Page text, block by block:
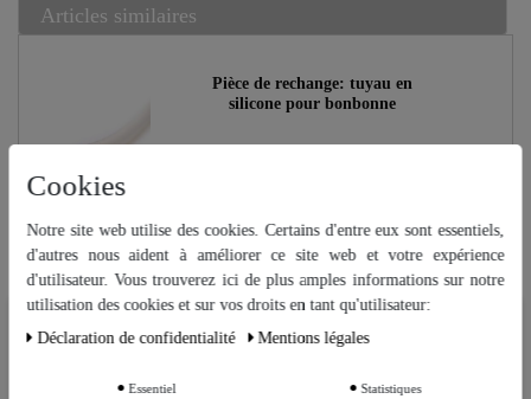
Articles similaires
Pièce de rechange: tuyau en
silicone pour bonbonne
Article phare
[Pack] "CopperGarden®"
litres - large Set sans souci
essentiels, tandis que d’autres nous aident à améliorer ce site Web et
Cookies
Notre site web utilise des cookies. Certains d'entre eux sont essentiels,
d'autres nous aident à améliorer ce site web et votre expérience
d'utilisateur. Vous trouverez ici de plus amples informations sur notre
utilisation des cookies et sur vos droits en tant qu'utilisateur:
Déclaration de confidentialité
Mentions légales
Essentiel Statistiques